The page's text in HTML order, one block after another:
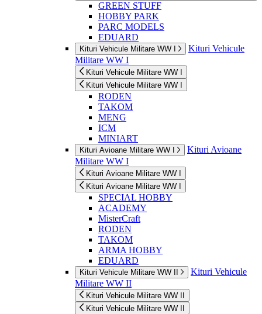
GREEN STUFF
HOBBY PARK
PARC MODELS
EDUARD
Kituri Vehicule Militare WW I
Kituri Vehicule
Militare WW I
Kituri Vehicule Militare WW I
Kituri Vehicule Militare WW I
RODEN
TAKOM
MENG
ICM
MINIART
Kituri Avioane Militare WW I
Kituri Avioane
Militare WW I
Kituri Avioane Militare WW I
Kituri Avioane Militare WW I
SPECIAL HOBBY
ACADEMY
MisterCraft
RODEN
TAKOM
ARMA HOBBY
EDUARD
Kituri Vehicule Militare WW II
Kituri Vehicule
Militare WW II
Kituri Vehicule Militare WW II
Kituri Vehicule Militare WW II